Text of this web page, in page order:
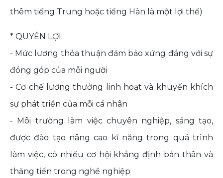
thêm tiếng Trung hoặc tiếng Hàn là một lợi thế)
* QUYỀN LỢI:
- Mức lương thỏa thuận đảm bảo xứng đáng với sự
đóng góp của mỗi người
- Cơ chế lương thưởng linh hoạt và khuyến khích
sự phát triển của mỗi cá nhân
- Môi trường làm việc chuyên nghiệp, sáng tạo,
được đào tạo nâng cao kĩ năng trong quá trình
làm việc, có nhiều cơ hội khẳng định bản thân và
thăng tiến trong nghề nghiệp